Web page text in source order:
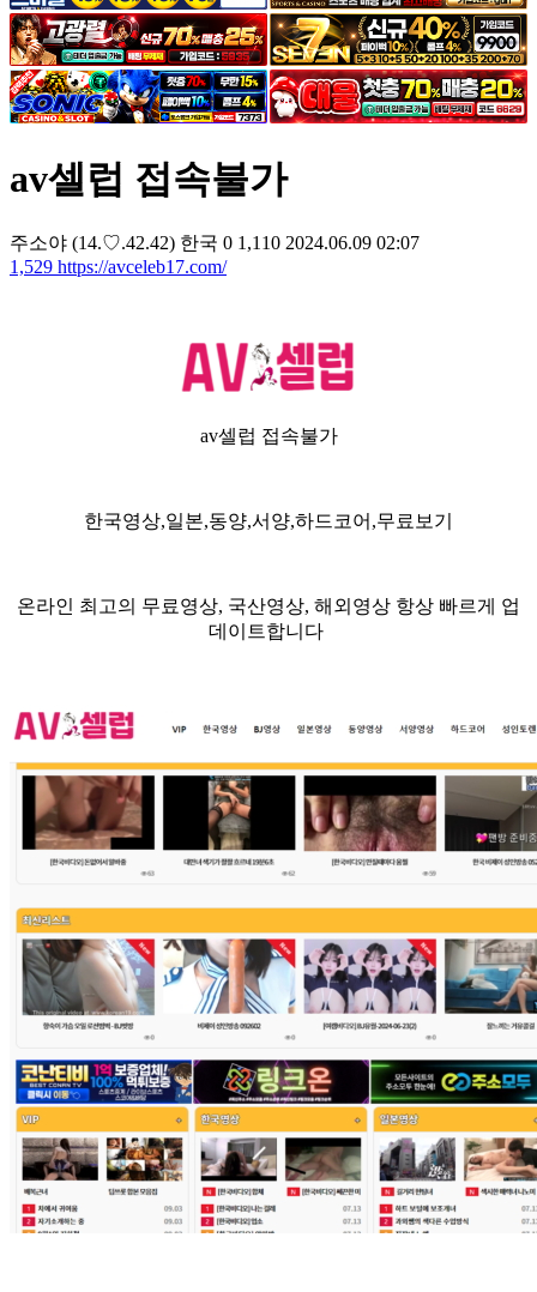
av셀럽 접속불가
주소야 (14.♡.42.42) 한국 0 1,110 2024.06.09 02:07
1,529 https://avceleb17.com/
av셀럽 접속불가
한국영상,일본,동양,서양,하드코어,무료보기
온라인 최고의 무료영상, 국산영상, 해외영상 항상 빠르게 업
데이트합니다